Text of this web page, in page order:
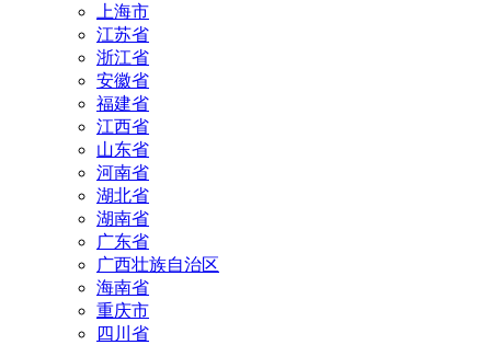
上海市
江苏省
浙江省
安徽省
福建省
江西省
山东省
河南省
湖北省
湖南省
广东省
广西壮族自治区
海南省
重庆市
四川省